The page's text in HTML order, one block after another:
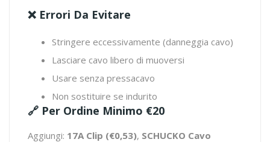
❌ Errori Da Evitare
Stringere eccessivamente (danneggia cavo)
Lasciare cavo libero di muoversi
Usare senza pressacavo
Non sostituire se indurito
🔗 Per Ordine Minimo €20
Aggiungi: 17A Clip (€0,53), SCHUCKO Cavo